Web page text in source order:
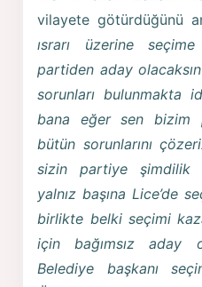
vilayete götürdüğünü
ısrarı üzerine
partiden aday
sorunları bulunmakta
bana eğer sen bizim
bütün sorunlarını
sizin partiye şimdilik
yalnız başına Lice’de
birlikte belki seçimi
için bağımsız aday
Belediye başkanı